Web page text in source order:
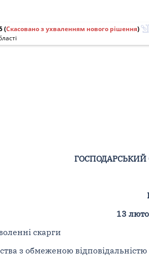
(Скасовано з ухваленням нового рішення)
ГОСПОДАРСЬКИЙ
13
скарги
з обмеженою